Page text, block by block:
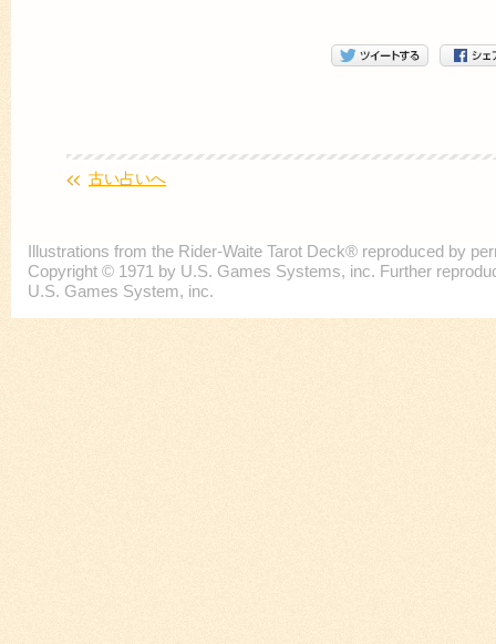
古い占いへ
Illustrations from the Rider-Waite Tarot Deck® reproduced by
Copyright © 1971 by U.S. Games Systems, inc. Further
U.S. Games System, inc.